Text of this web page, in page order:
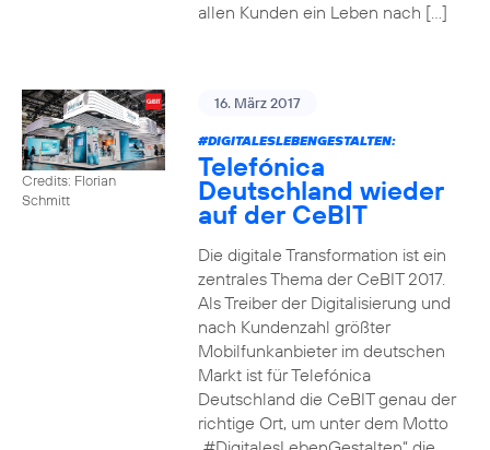
allen Kunden ein Leben nach […]
Credits: Florian
Schmitt
16. März 2017
#DIGITALESLEBENGESTALTEN:
Telefónica
Deutschland wieder
auf der CeBIT
Die digitale Transformation ist ein
zentrales Thema der CeBIT 2017.
Als Treiber der Digitalisierung und
nach Kundenzahl größter
Mobilfunkanbieter im deutschen
Markt ist für Telefónica
Deutschland die CeBIT genau der
richtige Ort, um unter dem Motto